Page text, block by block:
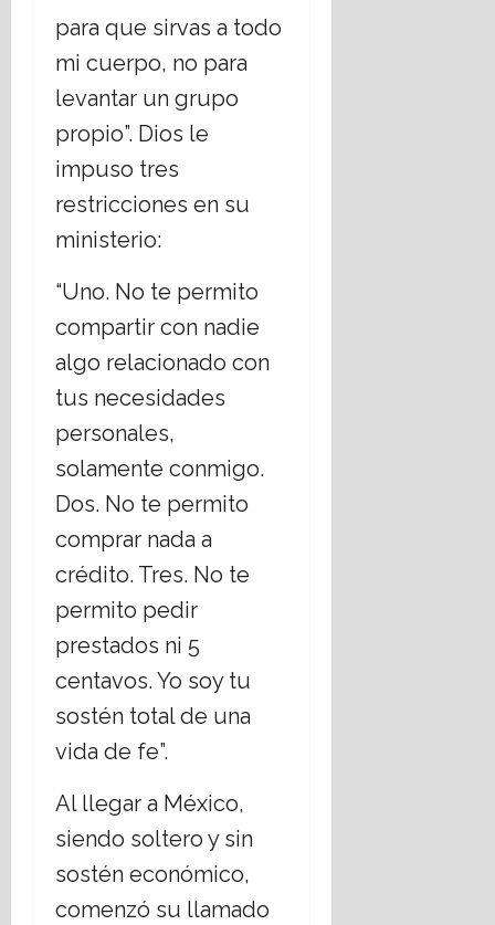
para que sirvas a todo
mi cuerpo, no para
levantar un grupo
propio”. Dios le
impuso tres
restricciones en su
ministerio:
“Uno. No te permito
compartir con nadie
algo relacionado con
tus necesidades
personales,
solamente conmigo.
Dos. No te permito
comprar nada a
crédito. Tres. No te
permito pedir
prestados ni 5
centavos. Yo soy tu
sostén total de una
vida de fe”.
Al llegar a México,
siendo soltero y sin
sostén económico,
comenzó su llamado